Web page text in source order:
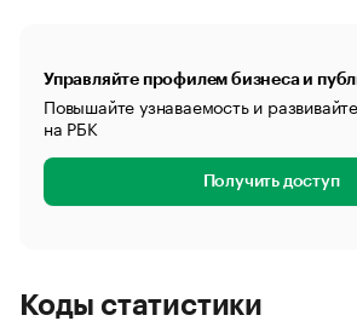
Управляйте профилем бизнеса и
Повышайте узнаваемость и
на РБК
Получить доступ
Коды статистики